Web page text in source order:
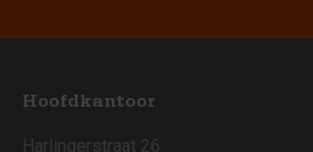
Hoofdkantoor
Harlingerstraat 26